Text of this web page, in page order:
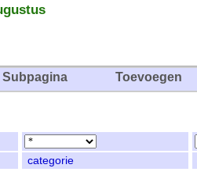
Subpagina Toevoegen
categorie